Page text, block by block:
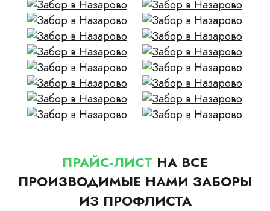
ПРАЙС-ЛИСТ НА ВСЕ
ПРОИЗВОДИМЫЕ НАМИ ЗАБОРЫ
ИЗ ПРОФЛИСТА